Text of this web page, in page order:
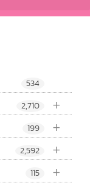
534
+
2,710
+
199
+
2,592
+
115